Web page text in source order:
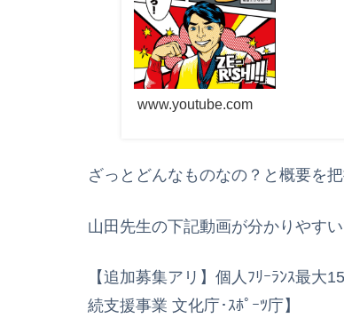
www.youtube.com
ざっとどんなものなの？と概要を
山田先生の下記動画が分かりやすい
【追加募集アリ】個人ﾌﾘｰﾗﾝｽ最
続支援事業 文化庁･ｽﾎﾟｰﾂ庁】